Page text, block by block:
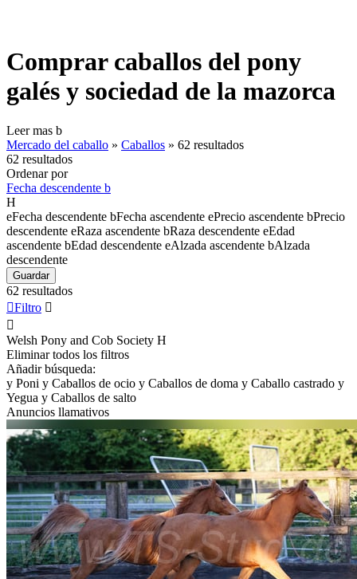
Comprar caballos del pony
galés y sociedad de la mazorca
Leer mas b
Mercado del caballo » Caballos » 62 resultados
62 resultados
Ordenar por
Fecha descendente b
H
eFecha descendente bFecha ascendente ePrecio ascendente bPrecio
descendente eRaza ascendente bRaza descendente eEdad
ascendente bEdad descendente eAlzada ascendente bAlzada
descendente
Guardar
62 resultados
Filtro 

Welsh Pony and Cob Society H
Eliminar todos los filtros
Añadir búsqueda:
y Poni y Caballos de ocio y Caballos de doma y Caballo castrado y
Yegua y Caballos de salto
Anuncios llamativos